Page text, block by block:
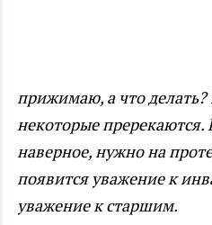
прижимаю, а что
некоторые пререкаются.
наверное, нужно на
появится уважение к
уважение к старшим.